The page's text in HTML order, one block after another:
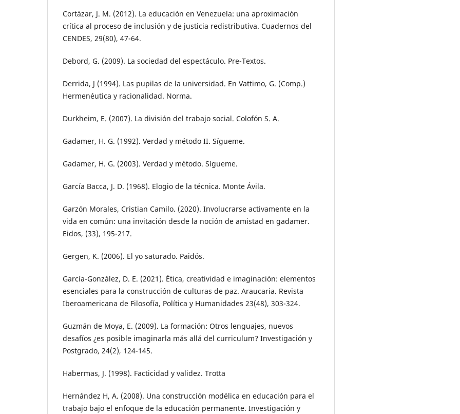
Cortázar, J. M. (2012). La educación en Venezuela: una aproximación
crítica al proceso de inclusión y de justicia redistributiva. Cuadernos del
CENDES, 29(80), 47-64.
Debord, G. (2009). La sociedad del espectáculo. Pre-Textos.
Derrida, J (1994). Las pupilas de la universidad. En Vattimo, G. (Comp.)
Hermenéutica y racionalidad. Norma.
Durkheim, E. (2007). La división del trabajo social. Colofón S. A.
Gadamer, H. G. (1992). Verdad y método II. Sígueme.
Gadamer, H. G. (2003). Verdad y método. Sígueme.
García Bacca, J. D. (1968). Elogio de la técnica. Monte Ávila.
Garzón Morales, Cristian Camilo. (2020). Involucrarse activamente en la
vida en común: una invitación desde la noción de amistad en gadamer.
Eidos, (33), 195-217.
Gergen, K. (2006). El yo saturado. Paidós.
García-González, D. E. (2021). Ética, creatividad e imaginación: elementos
esenciales para la construcción de culturas de paz. Araucaria. Revista
Iberoamericana de Filosofía, Política y Humanidades 23(48), 303-324.
Guzmán de Moya, E. (2009). La formación: Otros lenguajes, nuevos
desafíos ¿es posible imaginarla más allá del curriculum? Investigación y
Postgrado, 24(2), 124-145.
Habermas, J. (1998). Facticidad y validez. Trotta
Hernández H, A. (2008). Una construcción modélica en educación para el
trabajo bajo el enfoque de la educación permanente. Investigación y